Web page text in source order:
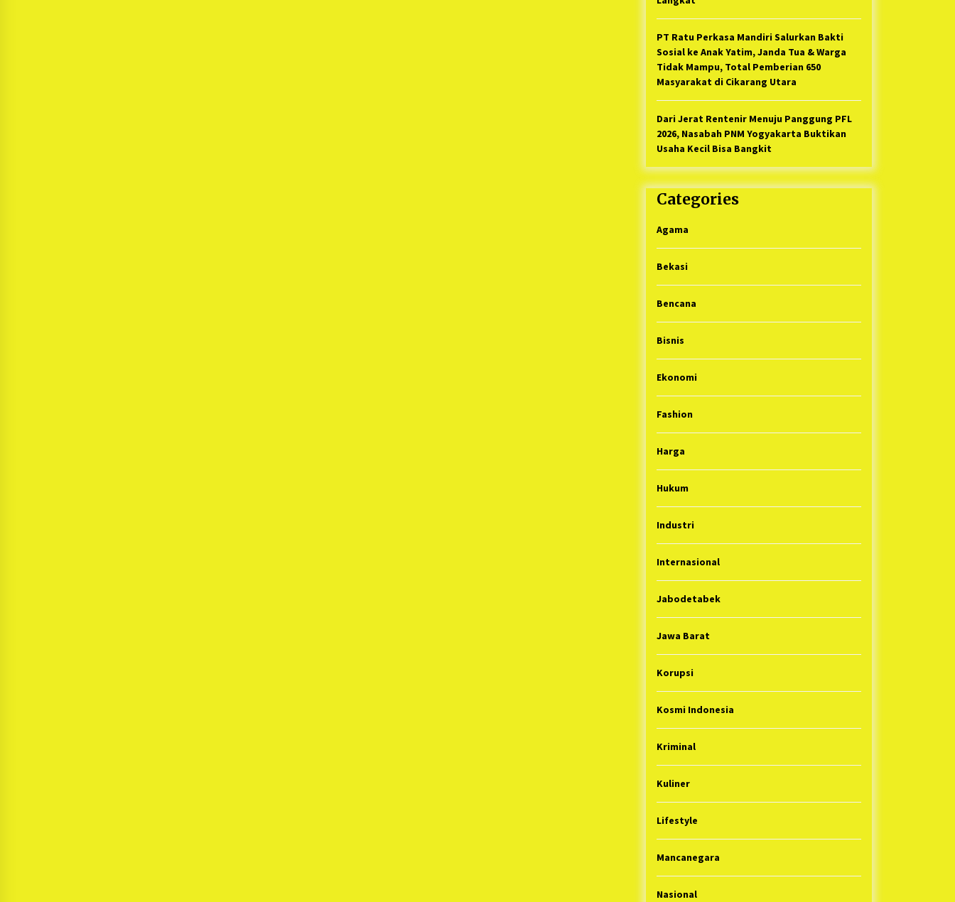
PT Ratu Perkasa Mandiri Salurkan Bakti
Sosial ke Anak Yatim, Janda Tua & Warga
Tidak Mampu, Total Pemberian 650
Masyarakat di Cikarang Utara
Dari Jerat Rentenir Menuju Panggung PFL
2026, Nasabah PNM Yogyakarta Buktikan
Usaha Kecil Bisa Bangkit
Categories
Agama
Bekasi
Bencana
Bisnis
Ekonomi
Fashion
Harga
Hukum
Industri
Internasional
Jabodetabek
Jawa Barat
Korupsi
Kosmi Indonesia
Kriminal
Kuliner
Lifestyle
Mancanegara
Nasional